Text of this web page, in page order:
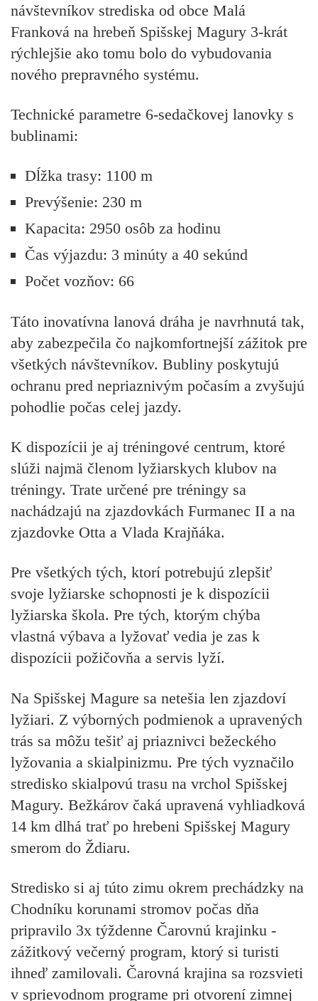
návštevníkov strediska od obce Malá
Franková na hrebeň Spišskej Magury 3-krát
rýchlejšie ako tomu bolo do vybudovania
nového prepravného systému.
Technické parametre 6-sedačkovej lanovky s
bublinami:
Dĺžka trasy: 1100 m
Prevýšenie: 230 m
Kapacita: 2950 osôb za hodinu
Čas výjazdu: 3 minúty a 40 sekúnd
Počet vozňov: 66
Táto inovatívna lanová dráha je navrhnutá tak,
aby zabezpečila čo najkomfortnejší zážitok pre
všetkých návštevníkov. Bubliny poskytujú
ochranu pred nepriaznivým počasím a zvyšujú
pohodlie počas celej jazdy.
K dispozícii je aj tréningové centrum, ktoré
slúži najmä členom lyžiarskych klubov na
tréningy. Trate určené pre tréningy sa
nachádzajú na zjazdovkách Furmanec II a na
zjazdovke Otta a Vlada Krajňáka.
Pre všetkých tých, ktorí potrebujú zlepšiť
svoje lyžiarske schopnosti je k dispozícii
lyžiarska škola. Pre tých, ktorým chýba
vlastná výbava a lyžovať vedia je zas k
dispozícii požičovňa a servis lyží.
Na Spišskej Magure sa netešia len zjazdoví
lyžiari. Z výborných podmienok a upravených
trás sa môžu tešiť aj priaznivci bežeckého
lyžovania a skialpinizmu. Pre tých vyznačilo
stredisko skialpovú trasu na vrchol Spišskej
Magury. Bežkárov čaká upravená vyhliadková
14 km dlhá trať po hrebeni Spišskej Magury
smerom do Ždiaru.
Stredisko si aj túto zimu okrem prechádzky na
Chodníku korunami stromov počas dňa
pripravilo 3x týždenne Čarovnú krajinku -
zážitkový večerný program, ktorý si turisti
ihneď zamilovali. Čarovná krajina sa rozsvieti
v sprievodnom programe pri otvorení zimnej